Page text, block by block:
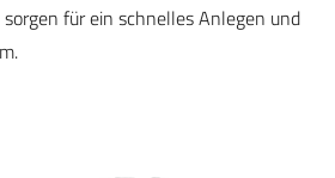
für ein schnelles Anlegen und